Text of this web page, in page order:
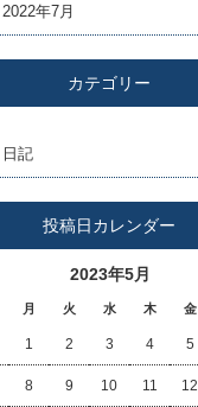
2022年7月
カテゴリー
日記
投稿日カレンダー
2023年5月
月 火 水 木 金
1 2 3 4 5
8 9 10 11 12